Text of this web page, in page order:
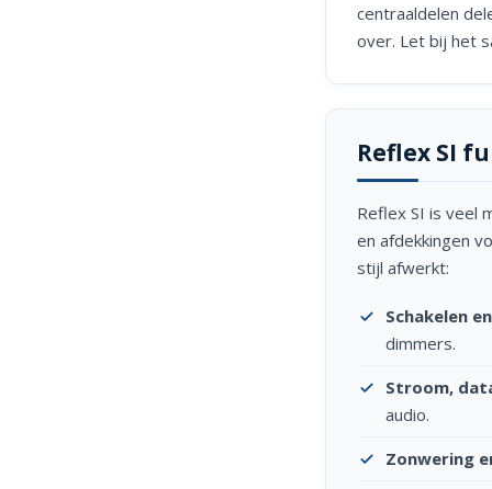
centraaldelen
over. Let bij het
Reflex SI
Reflex SI is veel
en afdekkingen
stijl afwerkt:
Schakelen
dimmers.
Stroom,
audio.
Zonwering